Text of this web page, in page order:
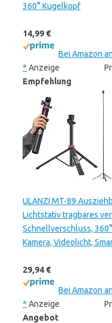
360° Kugelkopf
14,99 €
Bei Amazon
* Anzeige
Empfehlung
ULANZI MT-89
Lichtstativ tragbares
Schnellverschluss,
Kamera, Videolicht,
29,94 €
Bei Amazon
* Anzeige
Angebot